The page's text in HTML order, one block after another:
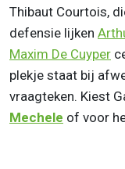
Thibaut Courtois,
defensie lijken
Maxim De Cuyper
plekje staat bij
vraagteken. Kiest
Mechele of voor